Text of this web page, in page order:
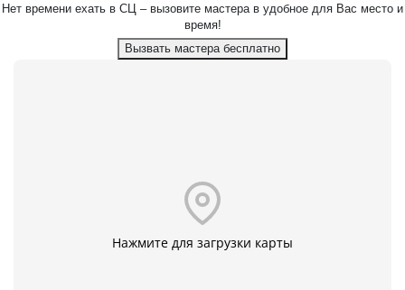
Нет времени ехать в СЦ – вызовите мастера в удобное для Вас место и
время!
Вызвать мастера бесплатно
Нажмите для загрузки карты